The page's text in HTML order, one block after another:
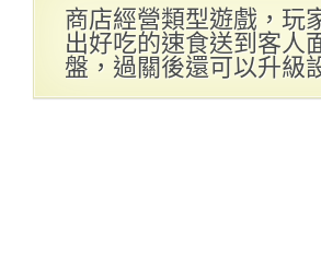
商店經營類型遊戲，玩
出好吃的速食送到客人
盤，過關後還可以升級